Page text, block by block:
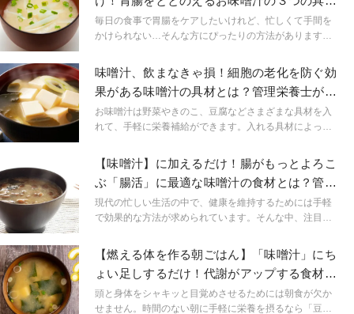
とは？
毎日の食事で胃腸をケアしたいけれど、忙しくて手間を
かけられない…そんな方にぴったりの方法があります。
腸を整える食材をプラスすることで、簡単に健康的な一
杯が完成します。今回は、特におすすめの食材を使った
味噌汁レシピと、ちょい足しする食材のそれぞれの効果
についてご紹介します。
味噌汁、飲まなきゃ損！細胞の老化を防ぐ効
果がある味噌汁の具材とは？管理栄養士が解
説
お味噌汁は野菜やきのこ、豆腐などさまざまな具材を入
れて、手軽に栄養補給ができます。入れる具材によって
み合わせがあります。そこで本記事では、お味噌汁にお
すすめの具材とその組み合わせを紹介します。
【味噌汁】に加えるだけ！腸がもっとよろこ
ぶ「腸活」に最適な味噌汁の食材とは？管理
栄養士が解説
現代の忙しい生活の中で、健康を維持するためには手軽
で効果的な方法が求められています。そんな中、注目を
で、免疫力の向上や美容効果が期待できると言われてい
ます。そんな腸活をサポートする食事の一つとしておす
すめなのが「味噌汁」。味噌汁は日本の伝統的な食べ物
でありながら、腸内環境を整えるため欠かせない、食物
繊維と発酵食品を効率よく摂れて、日常生活に取り入れ
【燃える体を作る朝ごはん】「味噌汁」にち
ょい足しするだけ！代謝がアップする食材と
は？
頭と身体をシャキッと目覚めさせるためには朝食が欠か
せません。時間のない朝に手軽に栄養を摂るなら「豆乳